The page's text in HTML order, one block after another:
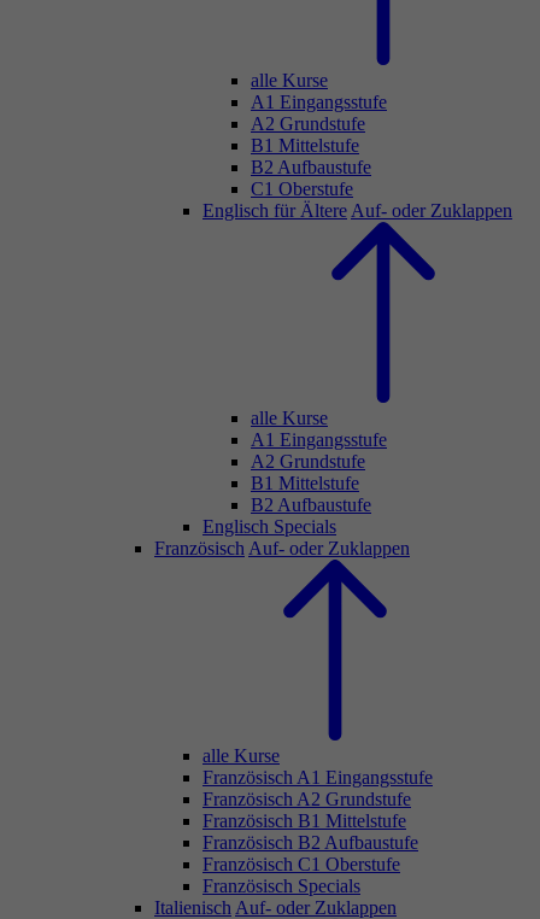
alle Kurse
A1 Eingangsstufe
A2 Grundstufe
B1 Mittelstufe
B2 Aufbaustufe
C1 Oberstufe
Englisch für Ältere Auf- oder Zuklappen
alle Kurse
A1 Eingangsstufe
A2 Grundstufe
B1 Mittelstufe
B2 Aufbaustufe
Englisch Specials
Französisch Auf- oder Zuklappen
alle Kurse
Französisch A1 Eingangsstufe
Französisch A2 Grundstufe
Französisch B1 Mittelstufe
Französisch B2 Aufbaustufe
Französisch C1 Oberstufe
Französisch Specials
Italienisch Auf- oder Zuklappen